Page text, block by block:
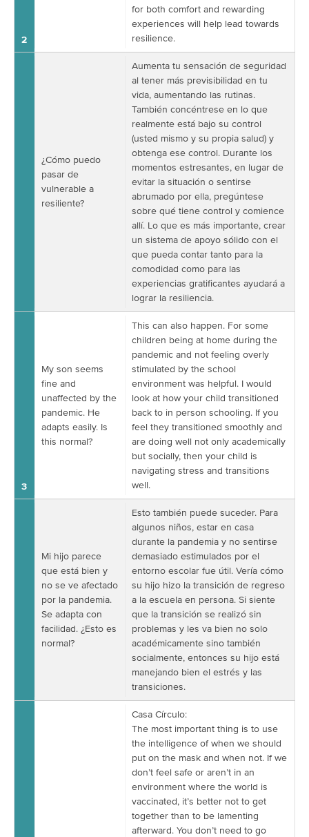
2
for both comfort and rewarding
experiences will help lead towards
resilience.
¿Cómo puedo
pasar de
vulnerable a
resiliente?
Aumenta tu sensación de seguridad
al tener más previsibilidad en tu
vida, aumentando las rutinas.
También concéntrese en lo que
realmente está bajo su control
(usted mismo y su propia salud) y
obtenga ese control. Durante los
momentos estresantes, en lugar de
evitar la situación o sentirse
abrumado por ella, pregúntese
sobre qué tiene control y comience
allí. Lo que es más importante, crear
un sistema de apoyo sólido con el
que pueda contar tanto para la
comodidad como para las
experiencias gratificantes ayudará a
lograr la resiliencia.
3
My son seems
fine and
unaffected by the
pandemic. He
adapts easily. Is
this normal?
This can also happen. For some
children being at home during the
pandemic and not feeling overly
stimulated by the school
environment was helpful. I would
look at how your child transitioned
back to in person schooling. If you
feel they transitioned smoothly and
are doing well not only academically
but socially, then your child is
navigating stress and transitions
well.
Mi hijo parece
que está bien y
no se ve afectado
por la pandemia.
Se adapta con
facilidad. ¿Esto es
normal?
Esto también puede suceder. Para
algunos niños, estar en casa
durante la pandemia y no sentirse
demasiado estimulados por el
entorno escolar fue útil. Vería cómo
su hijo hizo la transición de regreso
a la escuela en persona. Si siente
que la transición se realizó sin
problemas y les va bien no solo
académicamente sino también
socialmente, entonces su hijo está
manejando bien el estrés y las
transiciones.
Casa Círculo:
The most important thing is to use
the intelligence of when we should
put on the mask and when not. If we
don’t feel safe or aren’t in an
environment where the world is
vaccinated, it’s better not to get
together than to be lamenting
afterward. You don’t need to go